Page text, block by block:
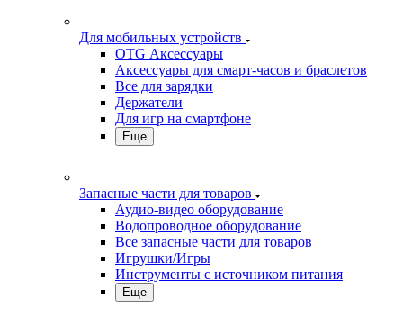
Для мобильных устройств
OTG Аксессуары
Аксессуары для смарт-часов и браслетов
Все для зарядки
Держатели
Для игр на смартфоне
Еще
Запасные части для товаров
Аудио-видео оборудование
Водопроводное оборудование
Все запасные части для товаров
Игрушки/Игры
Инструменты с источником питания
Еще